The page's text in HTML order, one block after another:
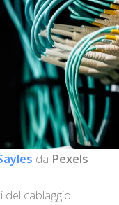
da Pexels
del cablaggio: